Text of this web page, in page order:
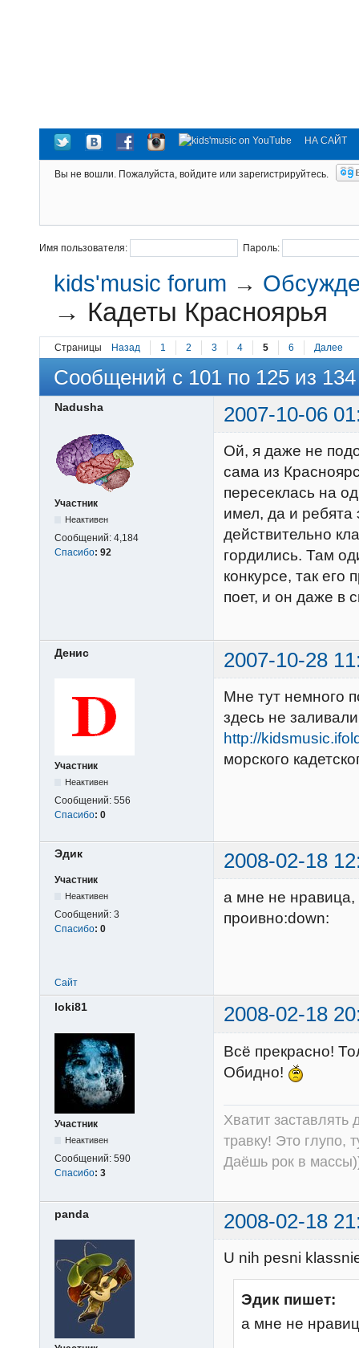
НА САЙТ
Вы не вошли. Пожалуйста, войдите или зарегистрируйтесь.
Имя пользователя: Пароль:
kids'music forum →
→ Кадеты Красноярья
Страницы Назад 1 2 3 4 5 6 Далее
Сообщений с 101 по 125 из 134
Nadusha 2007-10-06
Участник
Неактивен
Сообщений: 4,184
Спасибо: 92
Ой, я даже не
сама из
пересеклась на
имел, да и ребята
действительно
гордились. Там
конкурсе, так его
поет, и он даже в
Денис 2007-10-28
Участник
Неактивен
Сообщений: 556
Спасибо: 0
Мне тут немного
здесь не
http://
морского
Эдик 2008-02-18
Участник
Неактивен
Сообщений: 3
Спасибо: 0
а мне не нравица,
проивно:down:
Сайт
loki81 2008-02-18
Участник
Неактивен
Сообщений: 590
Спасибо: 3
Всё прекрасно!
Обидно!
Хватит заставлять
травку! Это глупо,
Даёшь рок в
panda 2008-02-18
U nih pesni
Эдик пишет:
а мне не